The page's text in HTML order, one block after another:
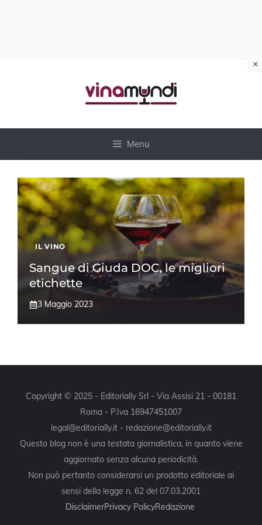
Menu
IL VINO
Sangue di Giuda DOC, le migliori
etichette
3 Maggio 2023
Copyright © 2025 - Editorially Srl - Via Assisi 21 - 00181
Roma - P.Iva 16947451007
legal@editorially.it - redazione@editorially.it
Questo blog non è una testata giornalistica, in quanto viene
aggiornato senza alcuna periodicità.
Non può pertanto considerarsi un prodotto editoriale ai
sensi della legge n. 62 del 07.03.2001
DisclaimerPrivacy PolicyRedazione
×